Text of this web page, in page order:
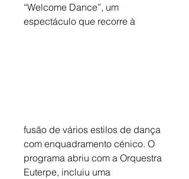
“Welcome Dance”, um
espectáculo que recorre à
fusão de vários estilos de dança
com enquadramento cénico. O
programa abriu com a Orquestra
Euterpe, incluiu uma